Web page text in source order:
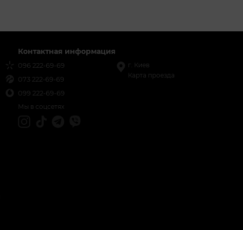
Контактная информация
096 222-69-69
073 222-69-69
099 222-69-69
г. Киев
Карта проезда
Мы в соцсетях